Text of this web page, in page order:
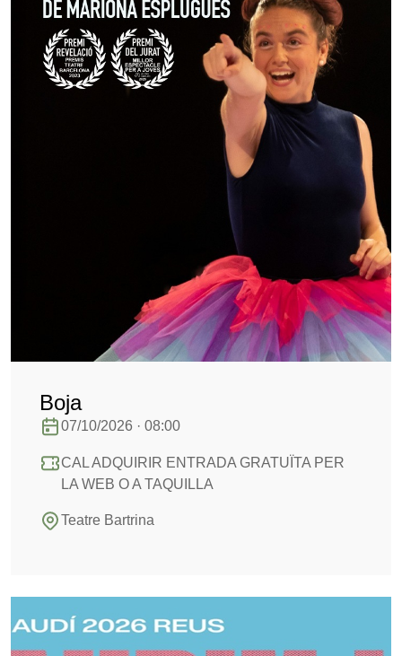
Boja
07/10/2026 · 08:00
CAL ADQUIRIR ENTRADA GRATUÏTA PER
LA WEB O A TAQUILLA
Teatre Bartrina